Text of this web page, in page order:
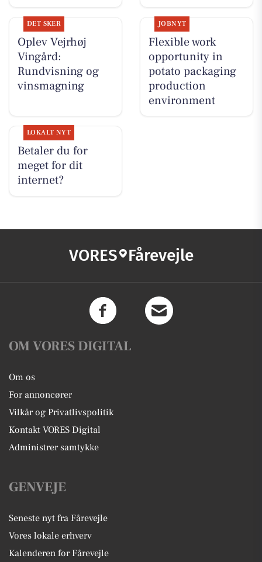
DET SKER
Oplev Vejrhøj
Vingård:
Rundvisning og
vinsmagning
JOBNYT
Flexible work
opportunity in
potato packaging
production
environment
LOKALT NYT
Betaler du for
meget for dit
internet?
VORES Fårevejle
OM VORES DIGITAL
Om os
For annoncører
Vilkår og Privatlivspolitik
Kontakt VORES Digital
Administrer samtykke
GENVEJE
Seneste nyt fra Fårevejle
Vores lokale erhverv
Kalenderen for Fårevejle